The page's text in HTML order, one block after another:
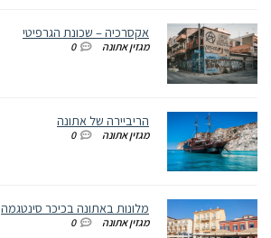
אקסרכיה – שכונת הגרפיטי
מגזין אתונה 0
הריביירה של אתונה
מגזין אתונה 0
מלונות באתונה בכיכר סינטגמה
מגזין אתונה 0